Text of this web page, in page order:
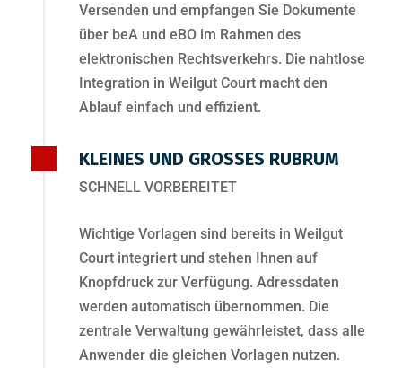
Versenden und empfangen Sie Dokumente
über beA und eBO im Rahmen des
elektronischen Rechtsverkehrs. Die nahtlose
Integration in Weilgut Court macht den
Ablauf einfach und effizient.
KLEINES UND GROSSES RUBRUM
SCHNELL VORBEREITET
Wichtige Vorlagen sind bereits in Weilgut
Court integriert und stehen Ihnen auf
Knopfdruck zur Verfügung. Adressdaten
werden automatisch übernommen. Die
zentrale Verwaltung gewährleistet, dass alle
Anwender die gleichen Vorlagen nutzen.